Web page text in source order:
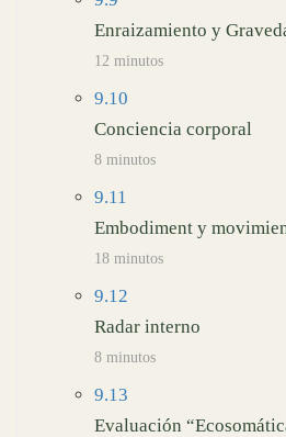
Enraizamiento y
12 minutos
9.10
Conciencia corporal
8 minutos
9.11
Embodiment y
18 minutos
9.12
Radar interno
8 minutos
9.13
Evaluación